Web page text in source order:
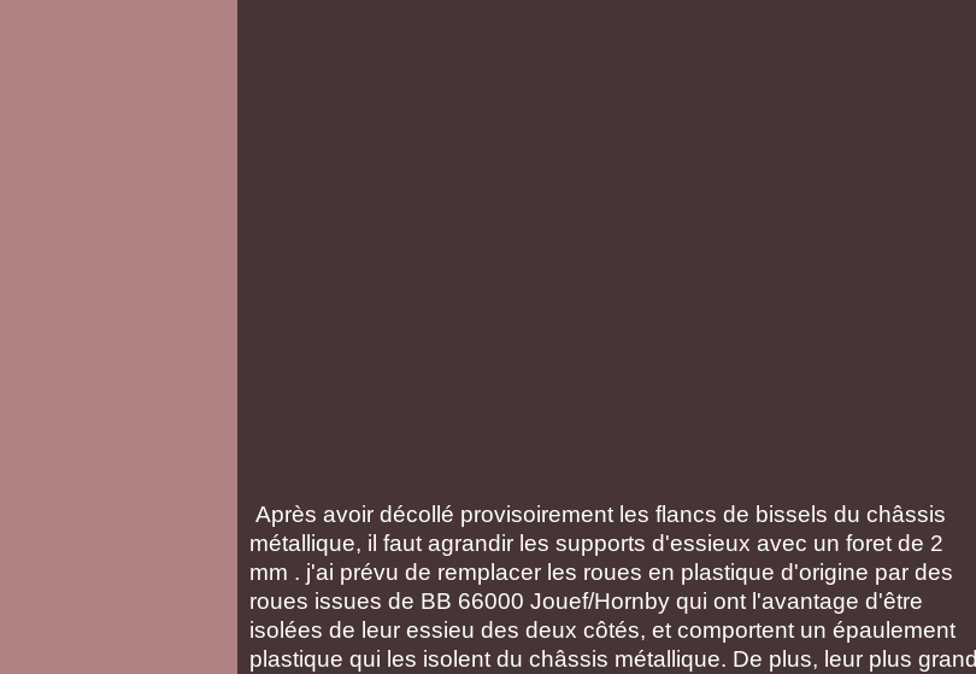
Après avoir décollé provisoirement les flancs de bissels du châssis
métallique, il faut agrandir les supports d'essieux avec un foret de 2
mm . j'ai prévu de remplacer les roues en plastique d'origine par des
roues issues de BB 66000 Jouef/Hornby qui ont l'avantage d'être
isolées de leur essieu des deux côtés, et comportent un épaulement
plastique qui les isolent du châssis métallique. De plus, leur plus grand